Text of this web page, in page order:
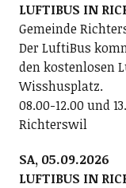
LUFTIBUS IN
Gemeinde
Der LuftiBus
den kostenlosen
Wisshusplatz.
08.00-12.00 und
Richterswil
SA, 05.09.2026
LUFTIBUS IN